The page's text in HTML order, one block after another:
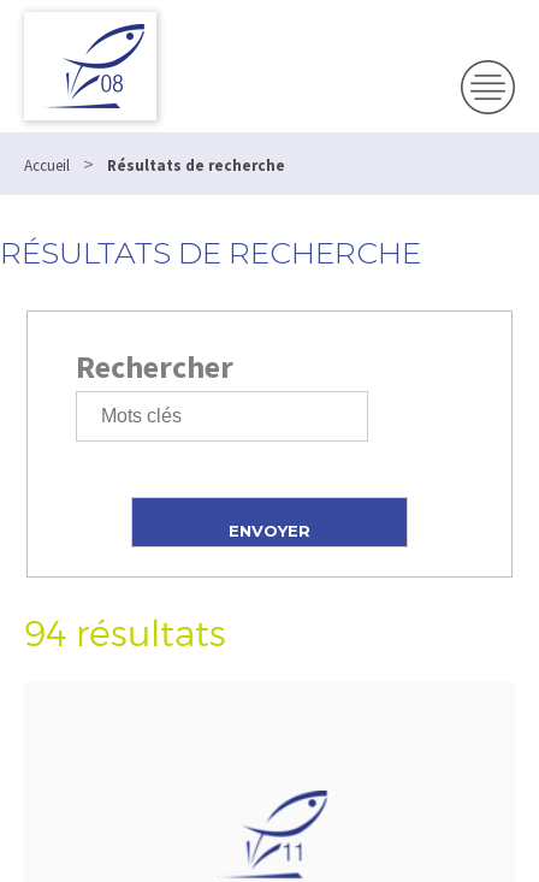
Accueil > Résultats de recherche
RÉSULTATS DE RECHERCHE
Rechercher
94 résultats